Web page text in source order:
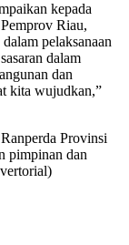
kepada
Riau,
pelaksanaan
dalam
dan
kita wujudkan,”
Provinsi
pimpinan dan